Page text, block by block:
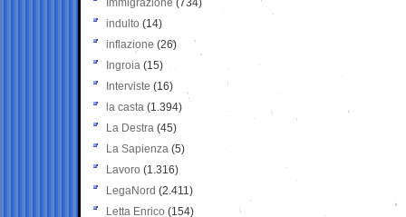
Immigrazione (734)
indulto (14)
inflazione (26)
Ingroia (15)
Interviste (16)
la casta (1.394)
La Destra (45)
La Sapienza (5)
Lavoro (1.316)
LegaNord (2.411)
Letta Enrico (154)